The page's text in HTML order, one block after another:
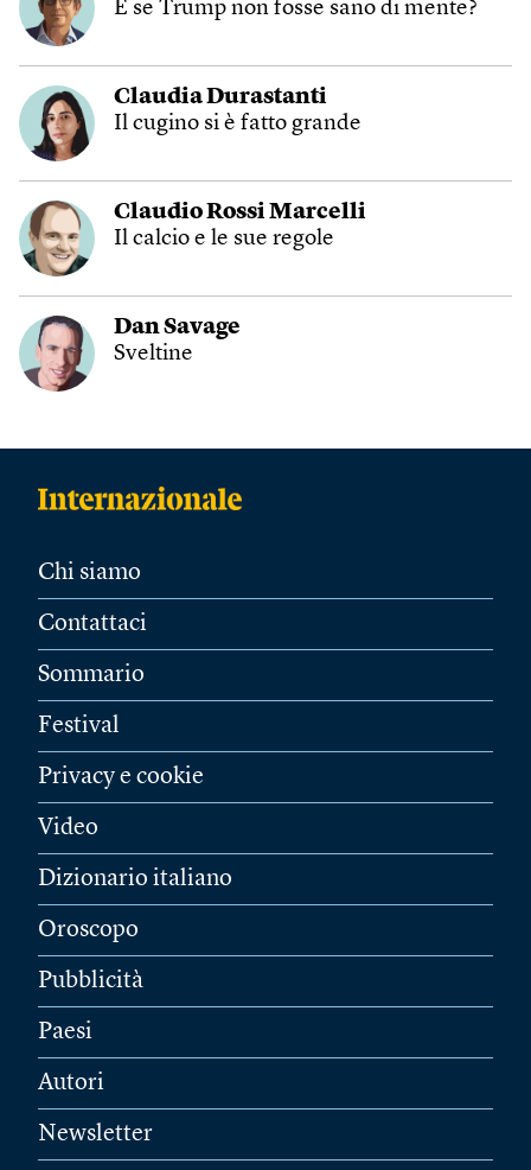
E se Trump non fosse sano di mente?
Claudia Durastanti
Il cugino si è fatto grande
Claudio Rossi Marcelli
Il calcio e le sue regole
Dan Savage
Sveltine
Chi siamo
Contattaci
Sommario
Festival
Privacy e cookie
Video
Dizionario italiano
Oroscopo
Pubblicità
Paesi
Autori
Newsletter